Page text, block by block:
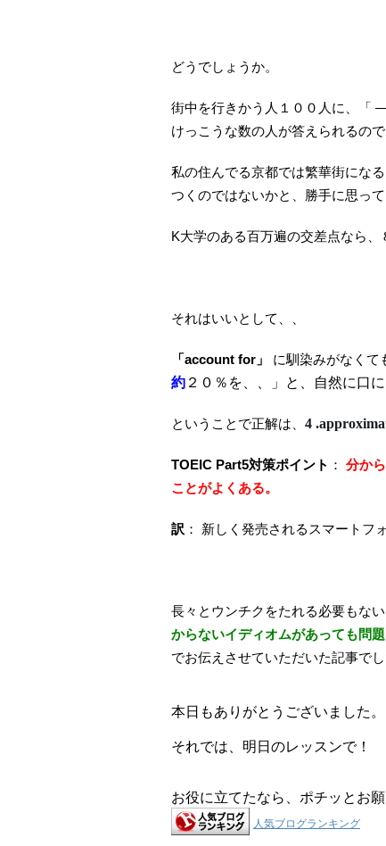
どうでしょうか。
街中を行きかう人１００人に、「
けっこうな数の人が答えられるので
私の住んでる京都では繁華街にな
つくのではないかと、勝手に思って
K大学のある百万遍の交差点なら、
それはいいとして、、
「account for」 に馴染みがなくて
約 ２０％を、、」と、自然に口に
ということで正解は、 4
TOEIC Part5対策ポイント ： 分か
ことがよくある。
訳 ： 新しく発売されるスマートフ
長々とウンチクをたれる必要もな
からないイディオムがあっても問
でお伝えさせていただいた記事でし
本日もありがとうございました。
それでは、明日のレッスンで！
お役に立てたなら、ポチッとお
人気ブログランキング